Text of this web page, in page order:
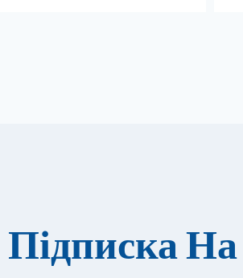
Підписка